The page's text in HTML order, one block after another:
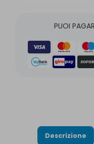
PUOI
Descrizione